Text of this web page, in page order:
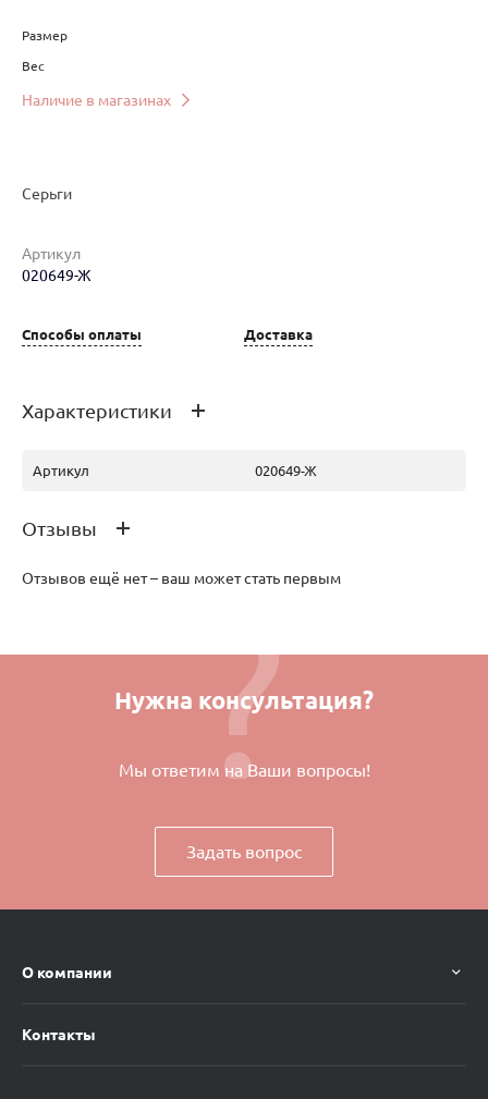
Размер
Вес
Наличие в магазинах
Наименование товара
Серьги
Артикул
020649-Ж
Способы оплаты Доставка
Характеристики
Артикул 020649-Ж
Отзывы
Отзывов ещё нет – ваш может стать первым
Нужна консультация?
Мы ответим на Ваши вопросы!
Задать вопрос
О компании
Контакты